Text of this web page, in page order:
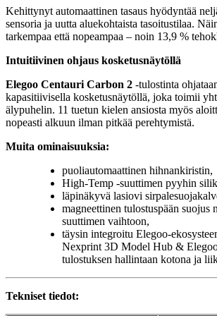
Kehittynyt automaattinen tasaus hyödyntää
sensoria ja uutta aluekohtaista tasoitustilaa.
tarkempaa että nopeampaa – noin 13,9 %
Intuitiivinen ohjaus kosketusnäytöllä
Elegoo Centauri Carbon 2 -tulostinta
kapasitiivisella kosketusnäytöllä, joka toimii
älypuhelin. 11 tuetun kielen ansiosta myös
nopeasti alkuun ilman pitkää perehtymistä.
Muita ominaisuuksia:
puoliautomaattinen hihnankiristin,
High-Temp -suuttimen pyyhin
läpinäkyvä lasiovi
magneettinen tulostuspään suojus
suuttimen vaihtoon,
täysin integroitu Elegoo-
Nexprint 3D Model Hub &
tulostuksen hallintaan kotona ja
Tekniset tiedot: